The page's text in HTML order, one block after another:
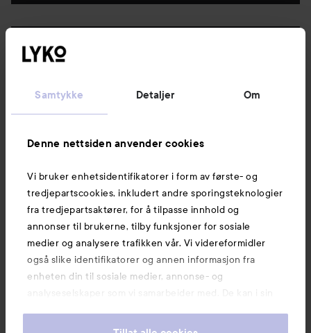
Samtykke Detaljer Om
Denne nettsiden anvender cookies
Vi bruker enhetsidentifikatorer i form av første- og
tredjepartscookies, inkludert andre sporingsteknologier
fra tredjepartsaktører, for å tilpasse innhold og
annonser til brukerne, tilby funksjoner for sosiale
medier og analysere trafikken vår. Vi videreformidler
også slike identifikatorer og annen informasjon fra
enheten din til sosiale medier, annonse- og
analyseselskaper som vi samarbeider med. De kan i sin
informasjon som du har oppgitt eller som de har samlet
Kundeservice
Informasjon
Også av interesse